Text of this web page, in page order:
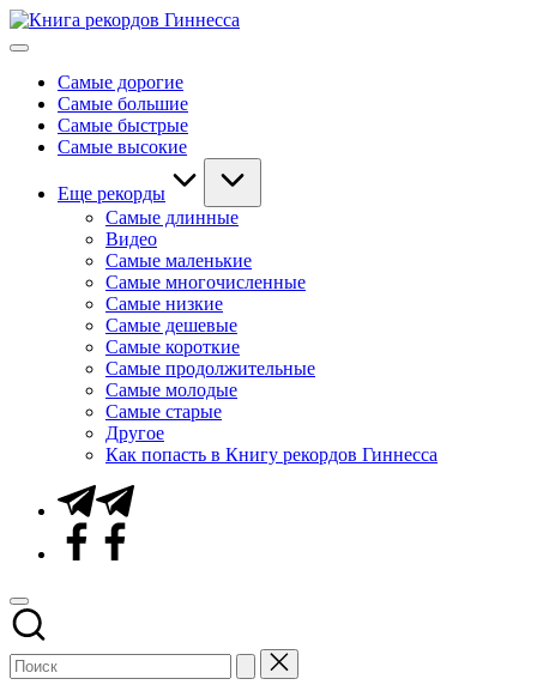
Перейти
к
Мировые
ГиннессаСамые дорогие
Самые большие
Самые быстрые
Самые высокие
Еще рекорды
Самые длинные
Видео
Самые маленькие
Самые многочисленные
Самые низкие
Самые дешевые
Самые короткие
Самые продолжительные
Самые молодые
Самые старые
Другое
Как попасть в Книгу рекордов Гиннесса
Telegram
Facebook